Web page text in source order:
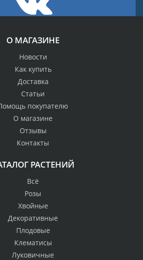
О МАГАЗИНЕ
Новости
Как купить
Доставка
Статьи
покупателю
О магазине
Отзывы
Контакты
РАСТЕНИЙ
Всё
Розы
Хвойные
Декоративные
Плодовые
Клематисы
Луковичные